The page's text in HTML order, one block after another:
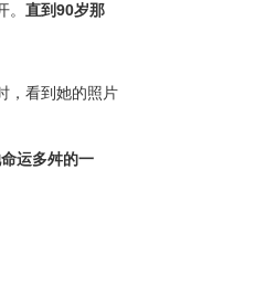
直到90岁那
，看到她的照片
运多舛的一